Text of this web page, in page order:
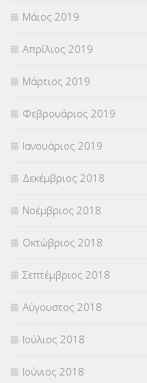
Μάιος 2019
Απρίλιος 2019
Μάρτιος 2019
Φεβρουάριος 2019
Ιανουάριος 2019
Δεκέμβριος 2018
Νοέμβριος 2018
Οκτώβριος 2018
Σεπτέμβριος 2018
Αύγουστος 2018
Ιούλιος 2018
Ιούνιος 2018